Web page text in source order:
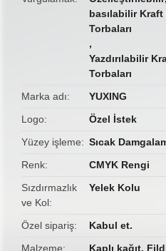
basılabilir Kraft
Torbaları
,
Yazdırılabilir
Torbaları
Marka adı
YUXING
Logo
Özel İstek
Yüzey işleme
Sıcak
Renk
CMYK Rengi
Sızdırmazlık
ve Kol
Yelek Kolu
Özel sipariş
Kabul et.
Malzeme
Kaplı kağıt,